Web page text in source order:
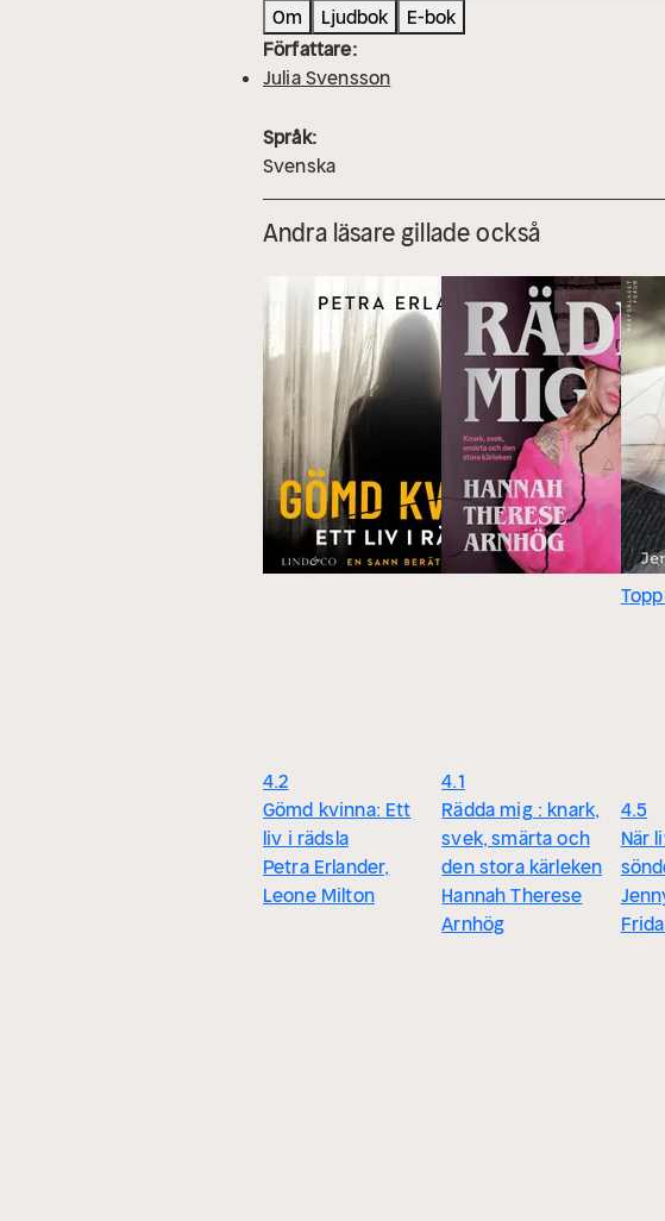
Om Ljudbok
E-bok
Författare:
Julia Svensson
Språk:
Svenska
Andra läsare gillade också
4.2
Gömd kvinna: Ett
liv i rädsla
Petra Erlander,
Leone Milton
4.1
Rädda mig : knark,
svek, smärta och
den stora kärleken
Hannah Therese
Arnhög
4.5
När